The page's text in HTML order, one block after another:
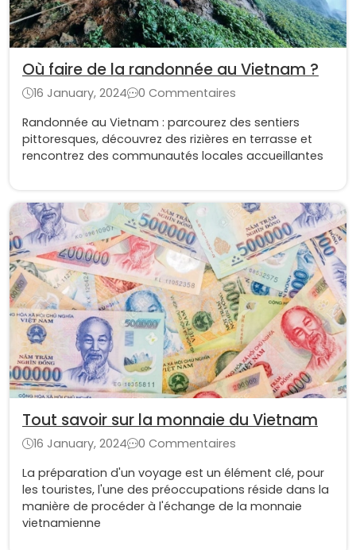
Où faire de la randonnée au Vietnam ?
16 January, 2024
0 Commentaires
Randonnée au Vietnam : parcourez des sentiers
pittoresques, découvrez des rizières en terrasse et
rencontrez des communautés locales accueillantes
Tout savoir sur la monnaie du Vietnam
16 January, 2024
0 Commentaires
La préparation d'un voyage est un élément clé, pour
les touristes, l'une des préoccupations réside dans la
manière de procéder à l'échange de la monnaie
vietnamienne